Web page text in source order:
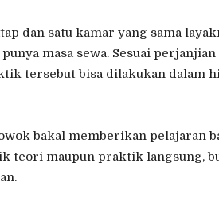
dan satu kamar yang sama
masa sewa. Sesuai perjanjian
tersebut bisa dilakukan dalam
bakal memberikan pelajaran
teori maupun praktik langsung,